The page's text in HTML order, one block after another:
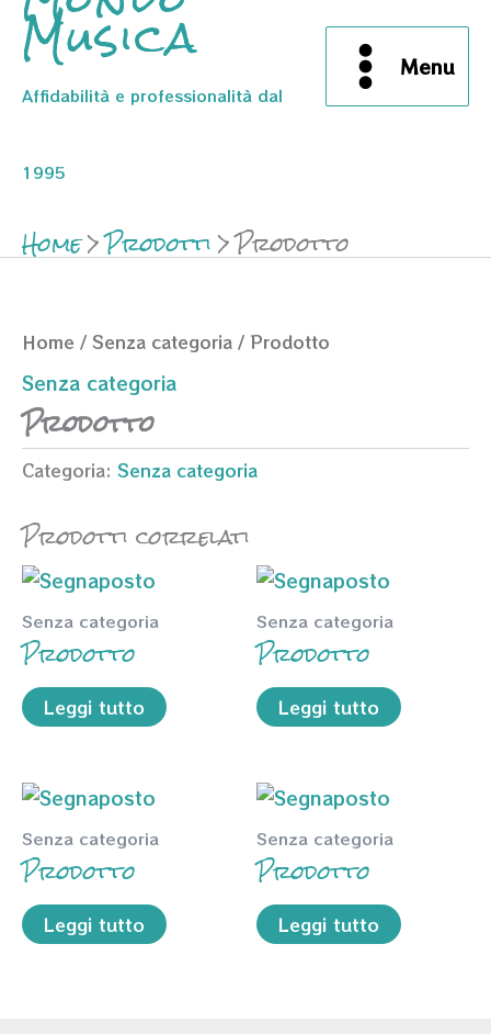
Musica
Affidabilità e professionalità dal
1995
Menu
Home Prodotti Prodotto
Home / Senza categoria / Prodotto
Senza categoria
Prodotto
Categoria: Senza categoria
Prodotti correlati
Senza categoria
Prodotto
Leggi tutto
Senza categoria
Prodotto
Leggi tutto
Senza categoria
Prodotto
Leggi tutto
Senza categoria
Prodotto
Leggi tutto